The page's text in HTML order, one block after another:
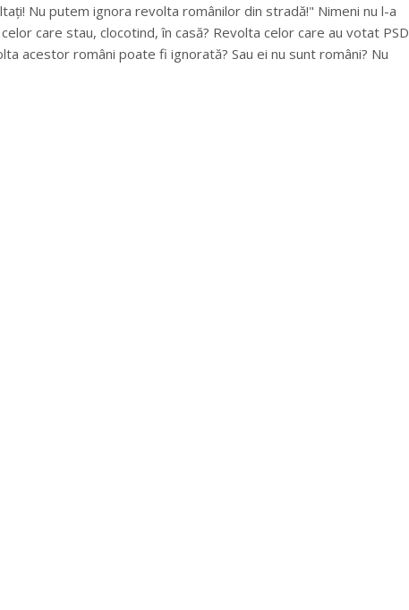
Nu putem ignora revolta românilor din stradă!" Nimeni nu l-a
care stau, clocotind, în casă? Revolta celor care au votat PSD
acestor români poate fi ignorată? Sau ei nu sunt români? Nu